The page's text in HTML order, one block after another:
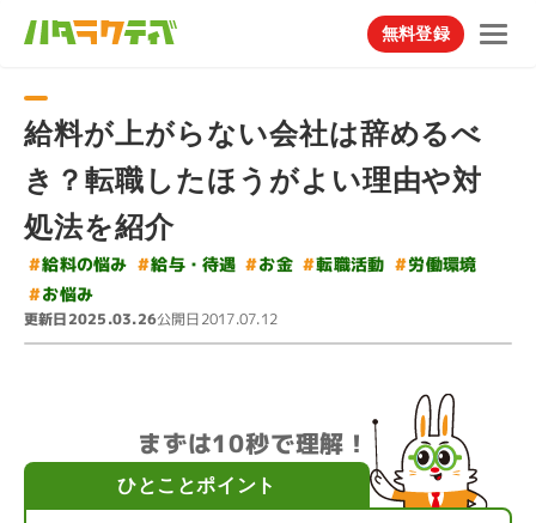
無料登録
給料が上がらない会社は辞めるべ
き？転職したほうがよい理由や対
処法を紹介
#給料の悩み #給与・待遇 #お金 #転職活動 #労働環境
#お悩み
更新日2025.03.26公開日2017.07.12
まずは10秒で理解！
ひとことポイント